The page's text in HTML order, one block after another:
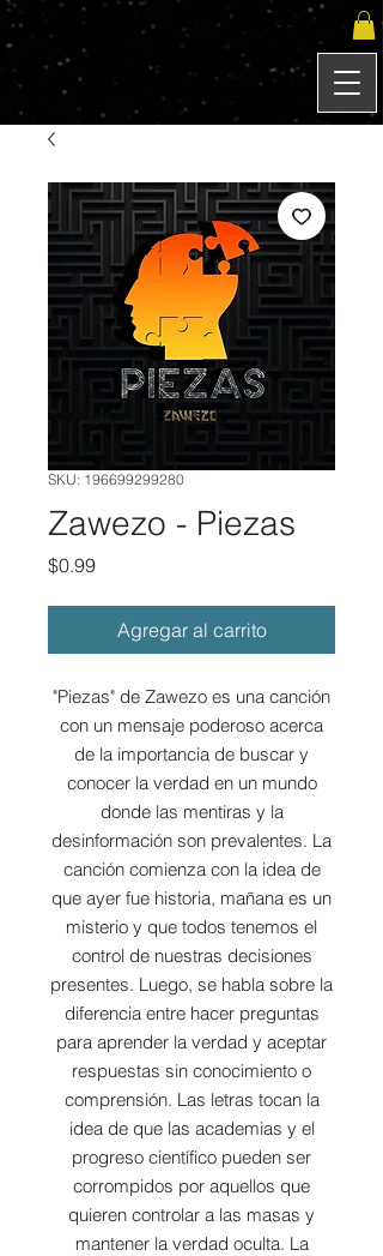
SKU: 196699299280
Zawezo - Piezas
$0.99Precio
Agregar al carrito
"Piezas" de Zawezo es una canción
con un mensaje poderoso acerca
de la importancia de buscar y
conocer la verdad en un mundo
donde las mentiras y la
desinformación son prevalentes. La
canción comienza con la idea de
que ayer fue historia, mañana es un
misterio y que todos tenemos el
control de nuestras decisiones
presentes. Luego, se habla sobre la
diferencia entre hacer preguntas
para aprender la verdad y aceptar
respuestas sin conocimiento o
comprensión. Las letras tocan la
idea de que las academias y el
progreso científico pueden ser
corrompidos por aquellos que
quieren controlar a las masas y
mantener la verdad oculta. La